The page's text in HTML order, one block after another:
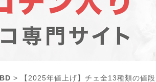
> 【2025年値上げ】チェ全13種類の値